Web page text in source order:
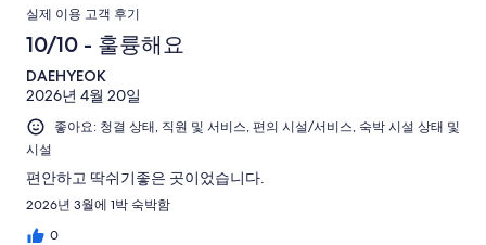
실제 이용 고객 후기
10/10 - 훌륭해요
DAEHYEOK
2026년 4월 20일
좋아요: 청결 상태, 직원 및 서비스, 편의 시설/서비스, 숙박 시설 상태 및
시설
편안하고 딱쉬기좋은 곳이었습니다.
2026년 3월에 1박 숙박함
0